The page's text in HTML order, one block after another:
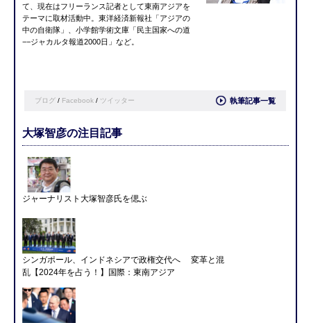
て、現在はフリーランス記者として東南アジアを
テーマに取材活動中。東洋経済新報社「アジアの
中の自衛隊」、小学館学術文庫「民主国家への道
−−ジャカルタ報道2000日」など。
ブログ / Facebook / ツイッター 執筆記事一覧
大塚智彦の注目記事
ジャーナリスト大塚智彦氏を偲ぶ
シンガポール、インドネシアで政権交代へ 変革と混
乱【2024年を占う！】国際：東南アジア